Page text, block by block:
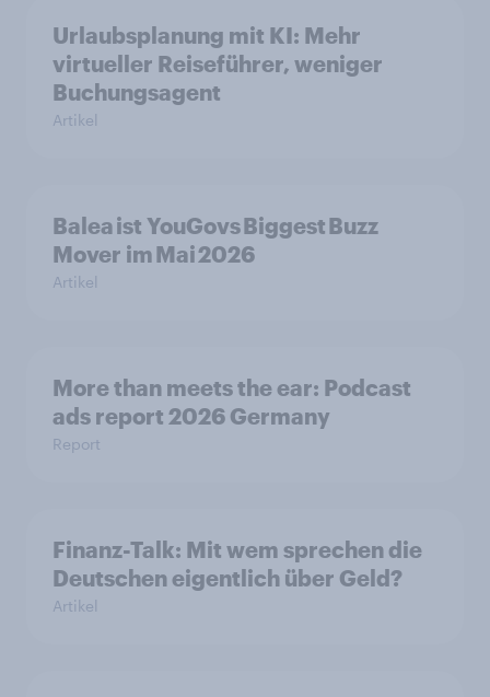
Urlaubsplanung mit KI: Mehr
virtueller Reiseführer, weniger
Buchungsagent
Artikel
Balea ist YouGovs Biggest Buzz
Mover im Mai 2026
Artikel
More than meets the ear: Podcast
ads report 2026 Germany
Report
Finanz-Talk: Mit wem sprechen die
Deutschen eigentlich über Geld?
Artikel